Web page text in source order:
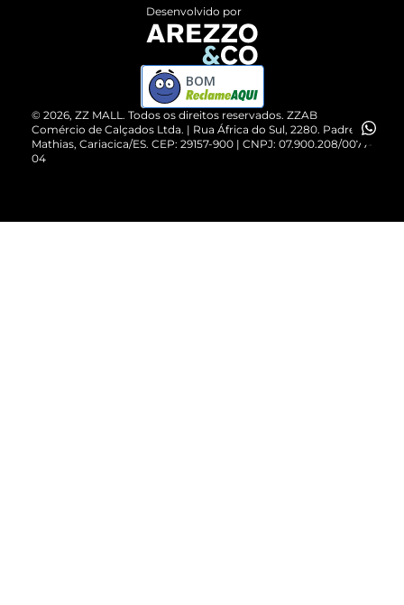
ZZ MALL é confiável
Cartão Presente
Vendas Corporativas
Devolução do Produto
Compre pelo WhatsApp
© 2026, ZZ MALL. Todos os direitos reservados. ZZAB
Comércio de Calçados Ltda. | Rua África do Sul, 2280. Padre
Mathias, Cariacica/ES. CEP: 29157-900 | CNPJ: 07.900.208/0077-
04
Desenvolvido por
BOM